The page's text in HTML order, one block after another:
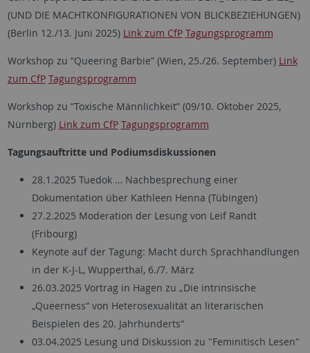
(UND DIE MACHTKONFIGURATIONEN VON BLICKBEZIEHUNGEN)
(Berlin 12./13. Juni 2025) Link zum CfP Tagungsprogramm
Workshop zu “Queering Barbie” (Wien, 25./26. September) Link
zum CfP Tagungsprogramm
Workshop zu “Toxische Männlichkeit” (09/10. Oktober 2025,
Nürnberg) Link zum CfP Tagungsprogramm
Tagungsauftritte und Podiumsdiskussionen
28.1.2025 Tuedok … Nachbesprechung einer
Dokumentation über Kathleen Henna (Tübingen)
27.2.2025 Moderation der Lesung von Leif Randt
(Fribourg)
Keynote auf der Tagung: Macht durch Sprachhandlungen
in der K-J-L, Wupperthal, 6./7. März
26.03.2025 Vortrag in Hagen zu „Die intrinsische
„Queerness“ von Heterosexualität an literarischen
Beispielen des 20. Jahrhunderts“
03.04.2025 Lesung und Diskussion zu "Feminitisch Lesen"